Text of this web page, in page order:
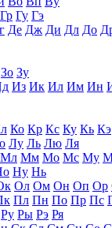
Гр Гу Гэ
Де Дж Ди Дл До
Зо Зу
Из Ик Ил Им Ин
Ко Кр Кс Ку Кь Кэ
Лу Ль Лю Ля
Мл Мм Мо Мс Му
Ну Нь
Ол Ом Он Оп Ор
Пл Пн По Пр Пс
Ру Ры Рэ Ря